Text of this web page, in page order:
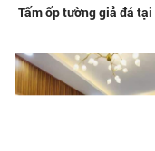
Tấm ốp tường giả đá tại